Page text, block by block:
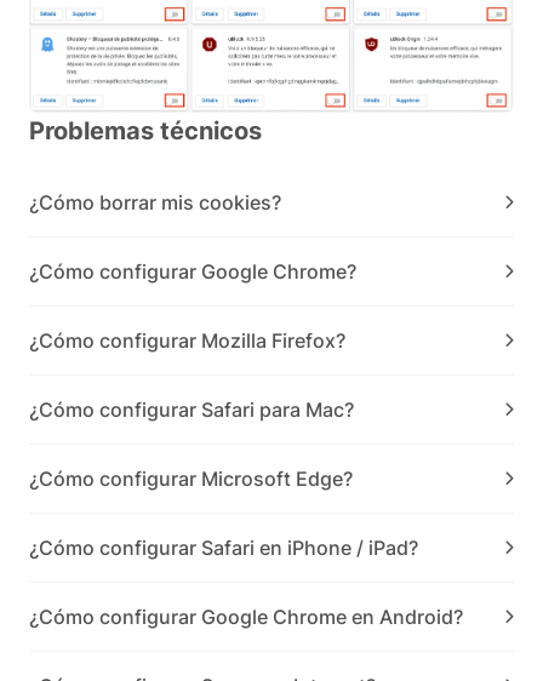
Problemas técnicos
¿Cómo borrar mis cookies?
¿Cómo configurar Google Chrome?
¿Cómo configurar Mozilla Firefox?
¿Cómo configurar Safari para Mac?
¿Cómo configurar Microsoft Edge?
¿Cómo configurar Safari en iPhone / iPad?
¿Cómo configurar Google Chrome en Android?